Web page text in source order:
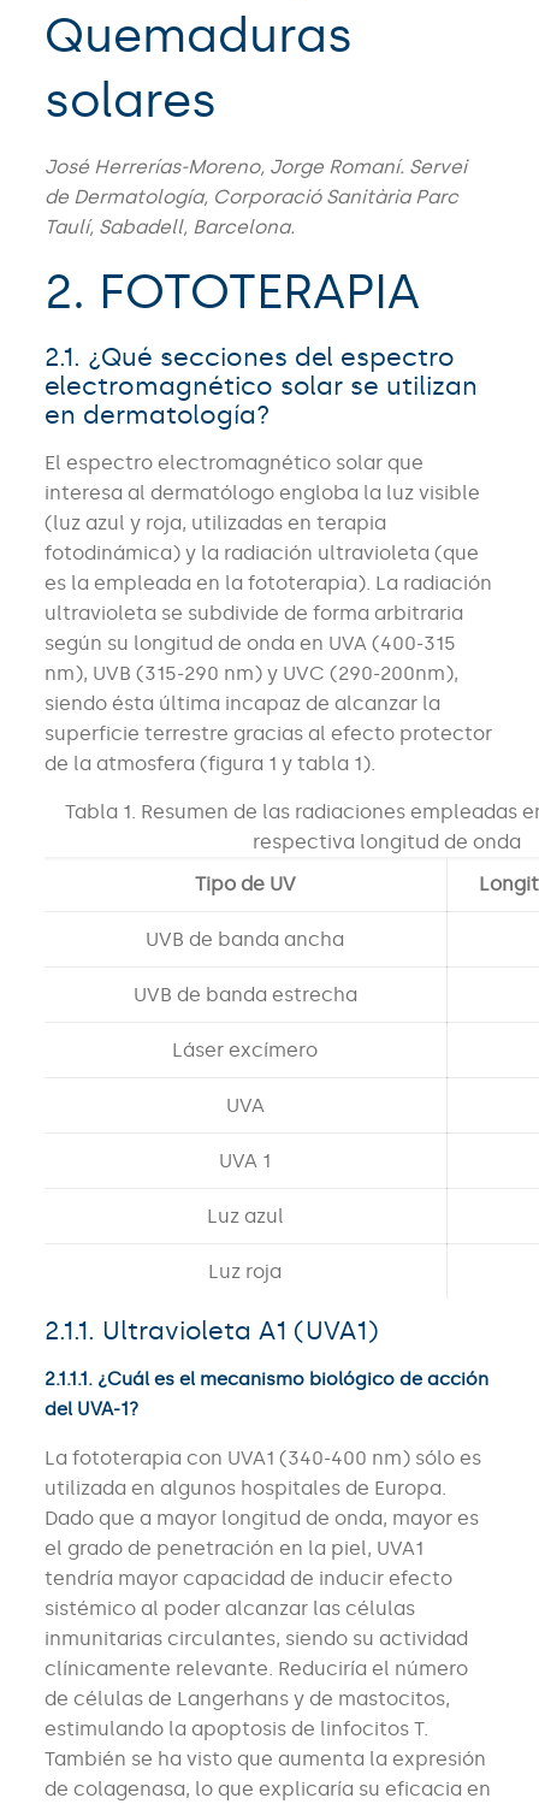
Quemaduras
solares
José Herrerías-Moreno, Jorge Romaní. Servei
de Dermatología, Corporació Sanitària Parc
Taulí, Sabadell, Barcelona.
2. FOTOTERAPIA
2.1. ¿Qué secciones del espectro
electromagnético solar se utilizan
en dermatología?
El espectro electromagnético solar que
interesa al dermatólogo engloba la luz visible
(luz azul y roja, utilizadas en terapia
fotodinámica) y la radiación ultravioleta (que
es la empleada en la fototerapia). La radiación
ultravioleta se subdivide de forma arbitraria
según su longitud de onda en UVA (400-315
nm), UVB (315-290 nm) y UVC (290-200nm),
siendo ésta última incapaz de alcanzar la
superficie terrestre gracias al efecto protector
de la atmosfera (figura 1 y tabla 1).
Tabla 1. Resumen de las radiaciones empleadas
respectiva longitud de onda
Tipo de UV
UVB de banda ancha
UVB de banda estrecha
Láser excímero
UVA
UVA 1
Luz azul
Luz roja
2.1.1. Ultravioleta A1 (UVA1)
2.1.1.1. ¿Cuál es el mecanismo biológico de acción
del UVA-1?
La fototerapia con UVA1 (340-400 nm) sólo es
utilizada en algunos hospitales de Europa.
Dado que a mayor longitud de onda, mayor es
el grado de penetración en la piel, UVA1
tendría mayor capacidad de inducir efecto
sistémico al poder alcanzar las células
inmunitarias circulantes, siendo su actividad
clínicamente relevante. Reduciría el número
de células de Langerhans y de mastocitos,
estimulando la apoptosis de linfocitos T.
También se ha visto que aumenta la expresión
de colagenasa, lo que explicaría su eficacia en